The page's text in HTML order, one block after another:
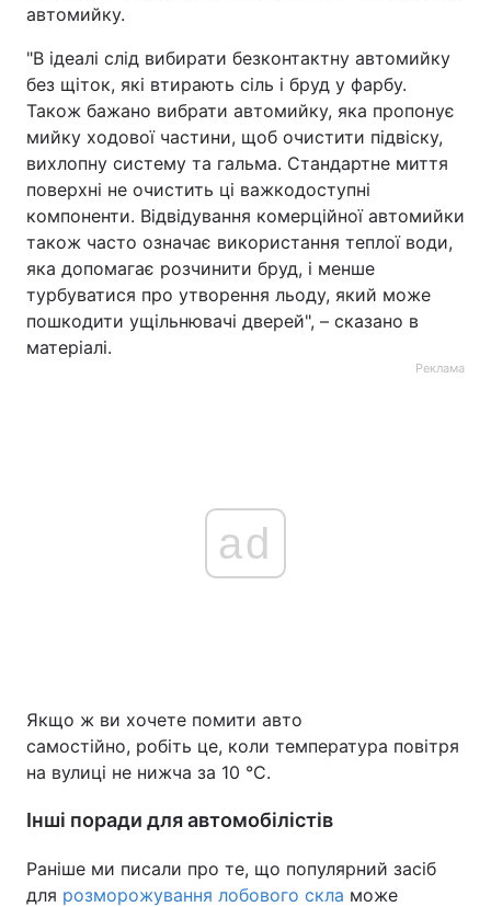
автомийку.
"В ідеалі слід вибирати безконтактну автомийку
без щіток, які втирають сіль і бруд у фарбу.
Також бажано вибрати автомийку, яка пропонує
мийку ходової частини, щоб очистити підвіску,
вихлопну систему та гальма. Стандартне миття
поверхні не очистить ці важкодоступні
компоненти. Відвідування комерційної автомийки
також часто означає використання теплої води,
яка допомагає розчинити бруд, і менше
турбуватися про утворення льоду, який може
пошкодити ущільнювачі дверей", – сказано в
матеріалі.
Реклама
ad
Якщо ж ви хочете помити авто
самостійно, робіть це, коли температура повітря
на вулиці не нижча за 10 °C.
Інші поради для автомобілістів
Раніше ми писали про те, що популярний засіб
для розморожування лобового скла може